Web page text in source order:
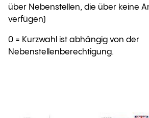
über Nebenstellen, die über keine
verfügen)
0 = Kurzwahl ist abhängig von der
Nebenstellenberechtigung.